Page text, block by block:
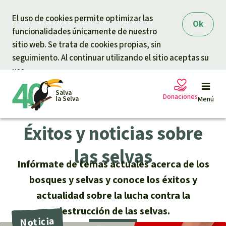
Ok
El uso de cookies permite optimizar las
funcionalidades únicamente de nuestro
sitio web. Se trata de cookies propias, sin
seguimiento. Al continuar utilizando el sitio aceptas su
uso.
Salva
la Selva Menú
Peticiones
Proyectos
Informaciones
Donaciones
Tu donación ayuda
Urgen donaciones
Éxitos y noticias sobre
las selvas
Infórmate de temas actuales acerca de los
bosques y selvas y conoce los éxitos y
actualidad sobre la lucha contra la
destrucción de las selvas.